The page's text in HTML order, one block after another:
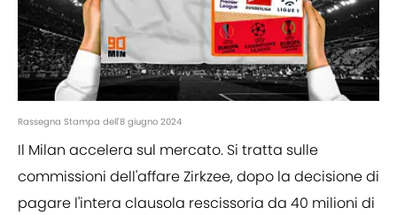
Rassegna Stampa dell'8 giugno 2024
Il Milan accelera sul mercato. Si tratta sulle
commissioni dell'affare Zirkzee, dopo la decisione di
pagare l'intera clausola rescissoria da 40 milioni di